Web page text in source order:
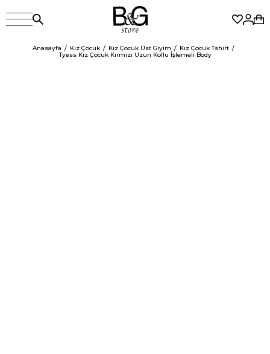
Anasayfa Kız Çocuk Kız Çocuk Üst Giyim
Kız Çocuk Tshirt
Tyess Kız Çocuk Kırmızı Uzun Kollu İşlemeli Body